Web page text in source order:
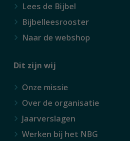
Lees de Bijbel
Bijbelleesrooster
Naar de webshop
Dit zijn wij
Onze missie
Over de organisatie
Jaarverslagen
Werken bij het NBG